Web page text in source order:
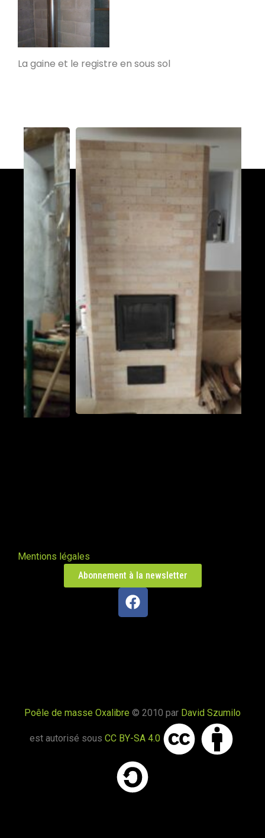
PDM taille M
Saint-Affrique 12400
PdM L
Triqueville 27500
Poêle de L dans les Pyrénées
Sauveterre-de-Comminges 31510
PDM – S
Cormeilles 27260
Benoît De Cillia
PUGET THENIERS 06260
PDM en Champagne
Athis 51150
Bons en chablais 74890
Sainte-Thérence 03420
PDM S + Eau chaude thermosiphon
PDM L sur estrade
Saint Germain de Salles 03140
La gaine et le registre en sous sol
Mentions légales
Abonnement à la newsletter
Poêle de masse Oxalibre © 2010 par David Szumilo
est autorisé sous CC BY-SA 4.0